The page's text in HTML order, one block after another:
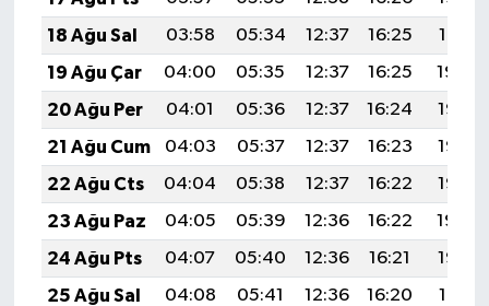
18 Ağu Sal
03:58 05:34 12:37 16:25
19:31
19 Ağu Çar
04:00 05:35 12:37 16:25
19:30
20 Ağu Per
04:01 05:36 12:37 16:24
19:28
21 Ağu Cum
04:03 05:37 12:37 16:23
19:27
22 Ağu Cts
04:04 05:38 12:37 16:22
19:25
23 Ağu Paz
04:05 05:39 12:36 16:22
19:24
24 Ağu Pts
04:07 05:40 12:36 16:21
19:22
25 Ağu Sal
04:08 05:41 12:36 16:20 19:21